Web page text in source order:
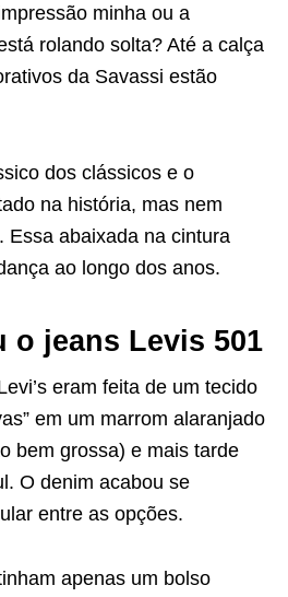
minha ou a
rolando solta? Até a calça
da Savassi estão
dos clássicos e o
na história, mas nem
Essa abaixada na cintura
ao longo dos anos.
o jeans Levis 501
eram feita de um tecido
em um marrom alaranjado
bem grossa) e mais tarde
O denim acabou se
entre as opções.
apenas um bolso